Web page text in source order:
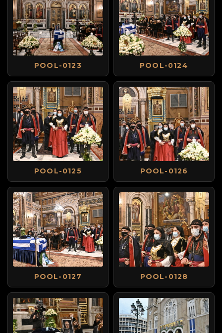
POOL-0123 POOL-0124
POOL-0125 POOL-0126
POOL-0127 POOL-0128